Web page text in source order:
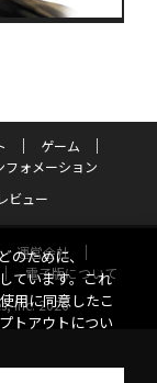
ゲーム
フォメーション
ビュー
運営会社
電子版について
Inc. 2026
のために、
ています。これ
用に同意したこ
トアウトについ